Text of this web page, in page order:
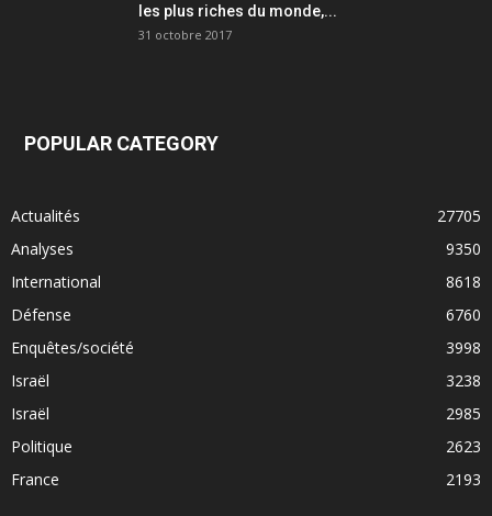
les plus riches du monde,...
31 octobre 2017
POPULAR CATEGORY
Actualités
27705
Analyses
9350
International
8618
Défense
6760
Enquêtes/société
3998
Israël
3238
Israël
2985
Politique
2623
France
2193